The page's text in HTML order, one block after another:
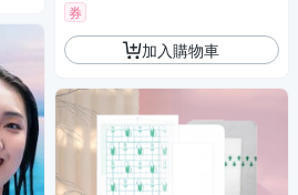
券
加入購物車